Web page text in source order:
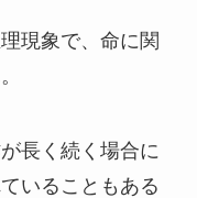
現象で、命に関
長く続く場合に
いることもある